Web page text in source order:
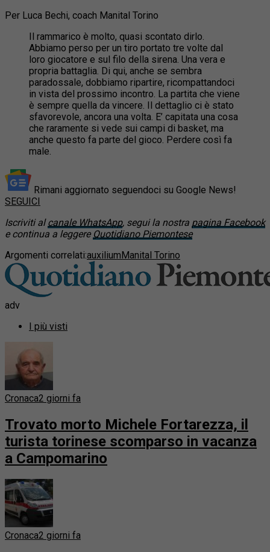
Per Luca Bechi, coach Manital Torino
Il rammarico è molto, quasi scontato dirlo.
Abbiamo perso per un tiro portato tre volte dal
loro giocatore e sul filo della sirena. Una vera e
propria battaglia. Di qui, anche se sembra
paradossale, dobbiamo ripartire, ricompattandoci
in vista del prossimo incontro. La partita che viene
è sempre quella da vincere. Il dettaglio ci è stato
sfavorevole, ancora una volta. E’ capitata una cosa
che raramente si vede sui campi di basket, ma
anche questo fa parte del gioco. Perdere così fa
male.
Rimani aggiornato seguendoci su Google News!
SEGUICI
Iscriviti alcanale WhatsApp, segui la nostra pagina Facebook
e continua a leggere Quotidiano Piemontese
Argomenti correlati:auxiliumManital Torino
adv
I più visti
Cronaca2 giorni fa
Trovato morto Michele Fortarezza, il
turista torinese scomparso in vacanza
a Campomarino
Cronaca2 giorni fa